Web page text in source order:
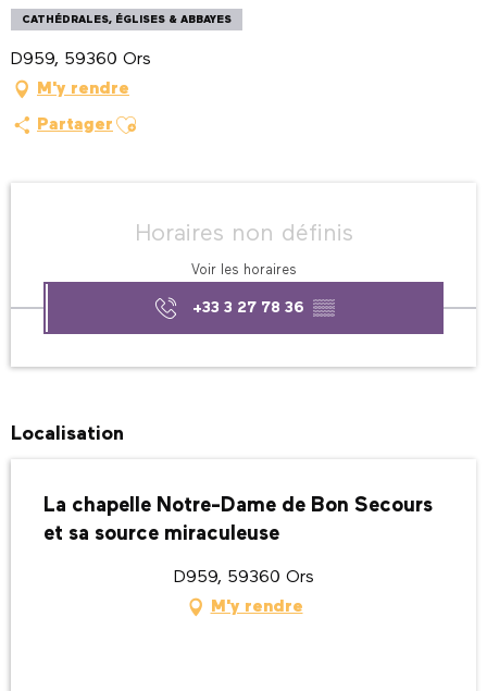
CATHÉDRALES, ÉGLISES & ABBAYES
D959, 59360 Ors
M'y rendre
Partager Ajouter aux favoris
Horaires non définis
Voir les horaires
+33 3 27 78 36 ▒▒
Localisation
La chapelle Notre-Dame de Bon Secours
et sa source miraculeuse
D959, 59360 Ors
M'y rendre